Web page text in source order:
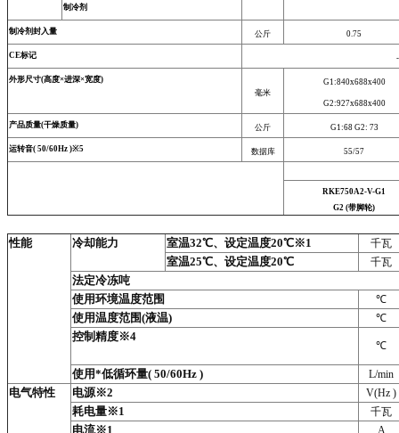
制冷剂
制冷剂封入量 公斤 0.75
CE标记 -
外形尺寸(高度×进深×宽度)
毫米
G1:840x688x400
G2:927x688x400
产品质量(干燥质量) 公斤 G1:68 G2: 73
运转音( 50/60Hz )※5 数据库 55/57
RKE750A2-V-G1
G2 (带脚轮)
性能 冷却能力 室温32℃、设定温度20℃※1 千瓦
室温25℃、设定温度20℃ 千瓦
法定冷冻吨
使用环境温度范围
℃
使用温度范围(液温) ℃
控制精度※4
℃
使用*低循环量( 50/60Hz ) L/min
电气特性 电源※2 V(Hz )
耗电量※1 千瓦
电流※1 A